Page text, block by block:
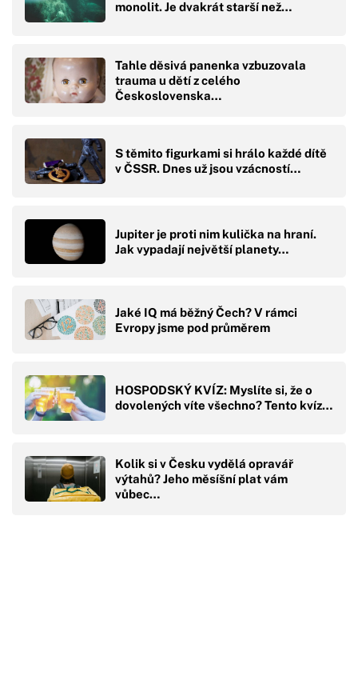
monolit. Je dvakrát starší než…
Tahle děsivá panenka vzbuzovala
trauma u dětí z celého
Československa…
S těmito figurkami si hrálo každé dítě
v ČSSR. Dnes už jsou vzácností…
Jupiter je proti nim kulička na hraní.
Jak vypadají největší planety…
Jaké IQ má běžný Čech? V rámci
Evropy jsme pod průměrem
HOSPODSKÝ KVÍZ: Myslíte si, že o
dovolených víte všechno? Tento kvíz…
Kolik si v Česku vydělá opravář
výtahů? Jeho měsíšní plat vám
vůbec…